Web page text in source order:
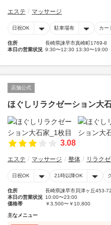
エステ マッサージ
日祝OK 駐車場有 カー
住所
長崎県諫早市真崎町1769-8
本日の営業状況 9:30〜12:30 13:30〜19:00
店舗公式
ほぐしリラクゼーション大
3.08
エステ マッサージ 整体 リラク
日祝OK 21時以降OK
住所
長崎県諫早市貝津ヶ丘453-72
本日の営業状況 10:00〜23:00
価格帯
￥3,500〜￥10,800
主なメニュー